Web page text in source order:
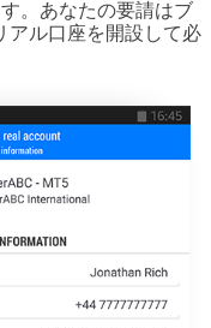
。あなたの要請はブ
アル口座を開設して必